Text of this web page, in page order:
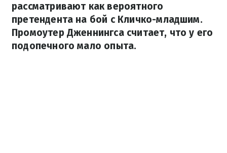
рассматривают как вероятного
претендента на бой с Кличко-младшим.
Промоутер Дженнингса считает, что у его
подопечного мало опыта.